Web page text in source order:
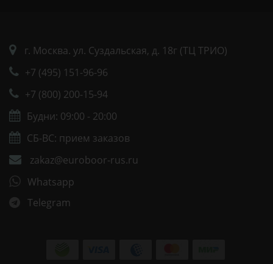
г. Москва. ул. Суздальская, д. 18г (ТЦ ТРИО)
+7 (495) 151-96-96
+7 (800) 200-15-94
Будни: 09:00 - 20:00
СБ-ВС: прием заказов
zakaz@euroboor-rus.ru
Whatsapp
Telegram